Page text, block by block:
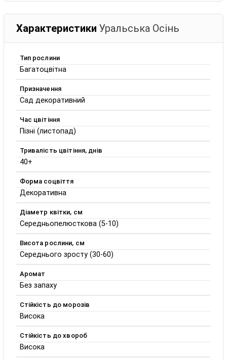
Характеристики Уральська Осінь
Тип рослини
Багатоцвітна
Призначення
Сад декоративний
Час цвітіння
Пізні (листопад)
Тривалість цвітіння, днів
40+
Форма соцвіття
Декоративна
Діаметр квітки, см
Середньопелюсткова (5-10)
Висота рослини, см
Середнього зросту (30-60)
Аромат
Без запаху
Стійкість до морозів
Висока
Стійкість до хвороб
Висока